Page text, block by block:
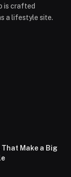
is crafted
a lifestyle site.
That Make a Big